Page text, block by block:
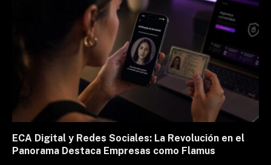
ECA Digital y Redes Sociales: La Revolución en el
Panorama Destaca Empresas como Flamus